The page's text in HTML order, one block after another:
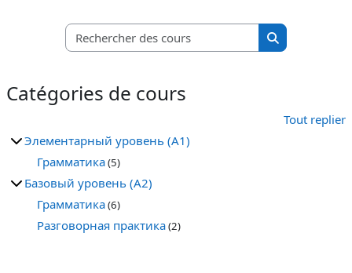
Rechercher des
Rechercher
Catégories de cours
Tout replier
Элементарный уровень (A1)
Грамматика(5)
Базовый уровень (A2)
Грамматика(6)
Разговорная практика(2)